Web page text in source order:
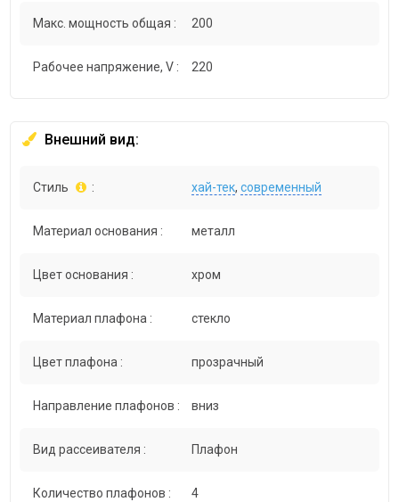
Макс. мощность общая : 200
Рабочее напряжение, V : 220
Внешний вид:
Стиль : хай-тек,современный
Материал основания : металл
Цвет основания : хром
Материал плафона : стекло
Цвет плафона : прозрачный
Направление плафонов : вниз
Вид рассеивателя : Плафон
Количество плафонов : 4